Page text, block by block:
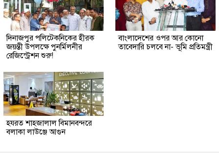
দিনাজপুর পলিটেকনিকের হীরক
জয়ন্তী উপলক্ষে পুনর্মিলনীর
রেজিস্ট্রেশন শুরু!
বাংলাদেশের ওপর আর কোনো
তাবেদারি চলবে না- ভূমি প্রতিমন্ত্রী
হযরত শাহজালাল বিমানবন্দরে
বলাকা লাউঞ্জে আগুন